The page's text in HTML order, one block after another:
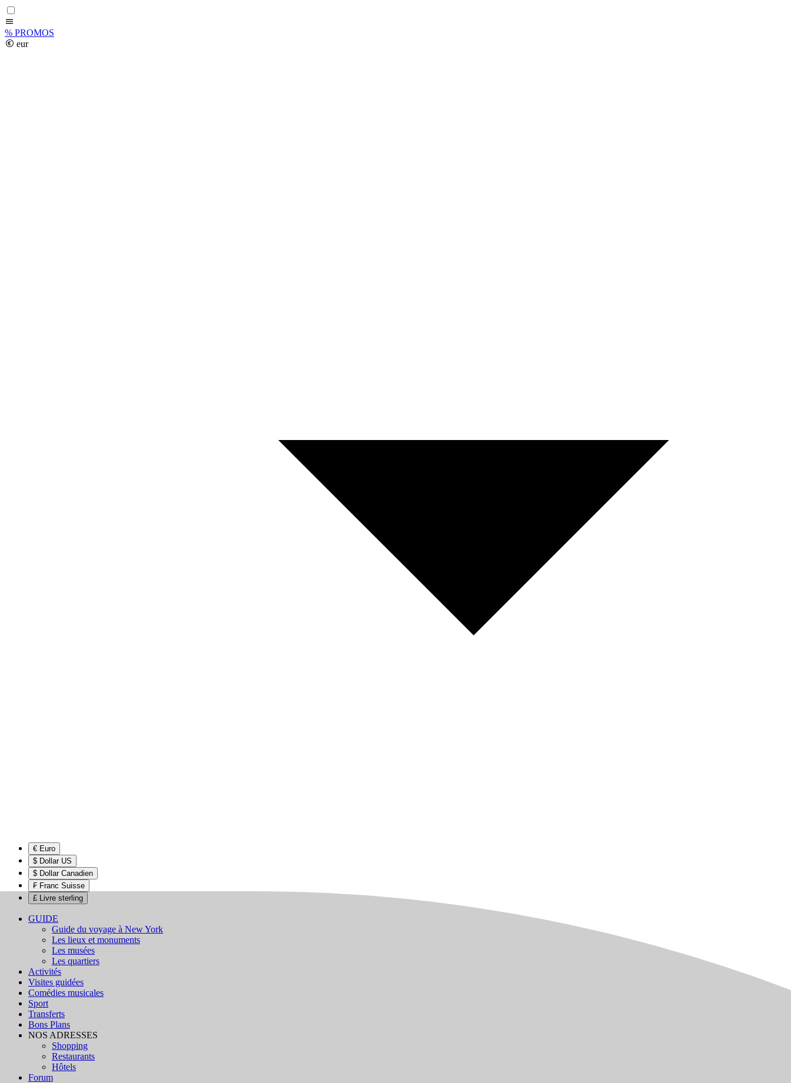
% PROMOS
eur
€ Euro
$ Dollar US
$ Dollar Canadien
₣ Franc Suisse
£ Livre sterling
GUIDE
Guide du voyage à New York
Les lieux et monuments
Les musées
Les quartiers
Activités
Visites guidées
Comédies musicales
Sport
Transferts
Bons Plans
NOS ADRESSES
Shopping
Restaurants
Hôtels
Forum